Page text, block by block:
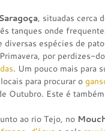
, situadas cerca
tanques onde
diversas espécies de
por perdizes-
. Um pouco mais para
para procurar o
Outubro. Este é
ao rio Tejo, no